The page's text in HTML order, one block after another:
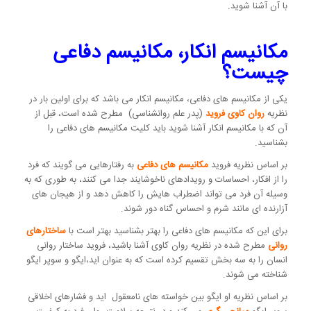
با آن آشنا شوید.
مکانیسم انکار، مکانیسم دفاعی
چیست؟
یکی از مکانیسم های دفاعی، مکانیسم انکار می باشد که برای اولین بار در
نظریهروان کاوی فروید(پدر علم روانشناسی) مطرح شده است، قبل از
آن که با مکانیسم انکار آشنا شوید باید کلیت مکانیسم های دفاعی را
بشناسید.
بر اساس نظریه فروید مکانیسم های دفاعی به رفتارهایی می گویند که فرد
را از افکار، احساسات و رویدادهای ناخوشایند جدا می کنند، به طوری که به
وسیله آن فرد می تواند اضطراب هایش را کاهش دهد و از هیجان های
آزارنده ای مانند شرم و احساس گناه دور شوند.
برای این که مکانیسم های دفاعی را بهتر بشناسید بهتر است باساختارهای
روانی مطرح شده در نظریه روان کاوی آشنا باشید، فروید ساختار روانی
انسان را به سه بخش تقسیم کرده است که به عنوان اید،ایگو و سوپر ایگو
شناخته می شوند.
بر اساس نظریه او ایگو بین خواسته های نامعقول اید و فشارهای اخلاقی